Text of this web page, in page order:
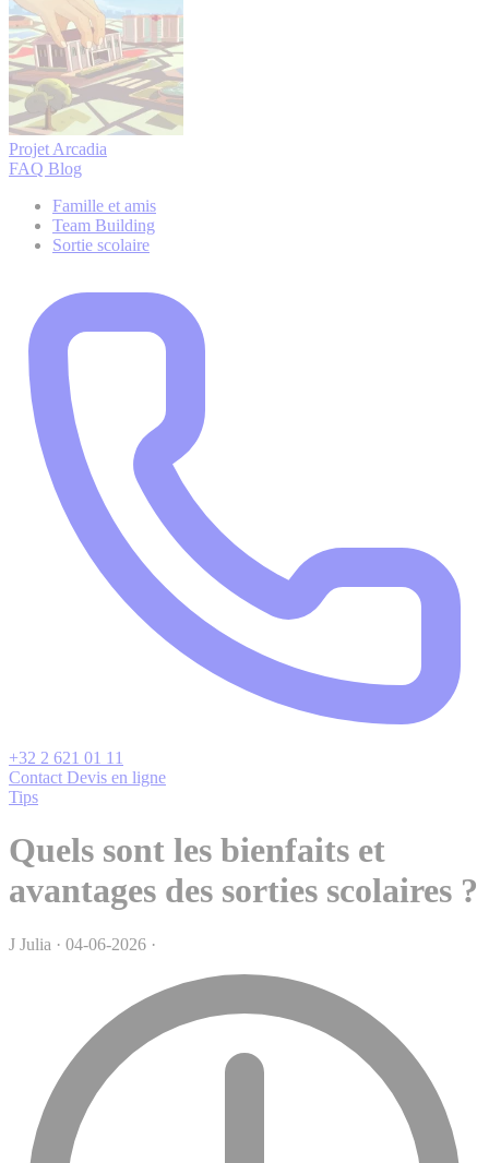
Projet Arcadia
FAQ Blog
Famille et amis
Team Building
Sortie scolaire
+32 2 621 01 11
Contact Devis en ligne
Tips
Quels sont les bienfaits et
avantages des sorties scolaires ?
J Julia · 04-06-2026 ·